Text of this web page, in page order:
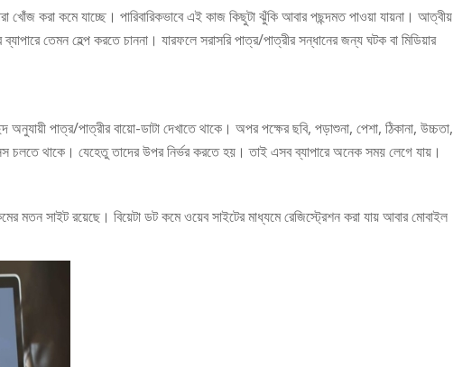
খোঁজ করা কমে যাচ্ছে। পারিবারিকভাবে এই কাজ কিছুটা ঝুঁকি আবার পছন্দমত পাওয়া যায়না। আত্বীয়
তেমন হেল্প করতে চাননা। যারফলে সরাসরি পাত্র/পাত্রীর সন্ধানের জন্য ঘটক বা মিডিয়ার
অনুযায়ী পাত্র/পাত্রীর বায়ো-ডাটা দেখাতে থাকে। অপর পক্ষের ছবি, পড়াশুনা, পেশা, ঠিকানা, উচ্চতা,
চলতে থাকে। যেহেতু তাদের উপর নির্ভর করতে হয়। তাই এসব ব্যাপারে অনেক সময় লেগে যায়।
মতন সাইট রয়েছে। বিয়েটা ডট কমে ওয়েব সাইটের মাধ্যমে রেজিস্ট্রেশন করা যায় আবার মোবাইল